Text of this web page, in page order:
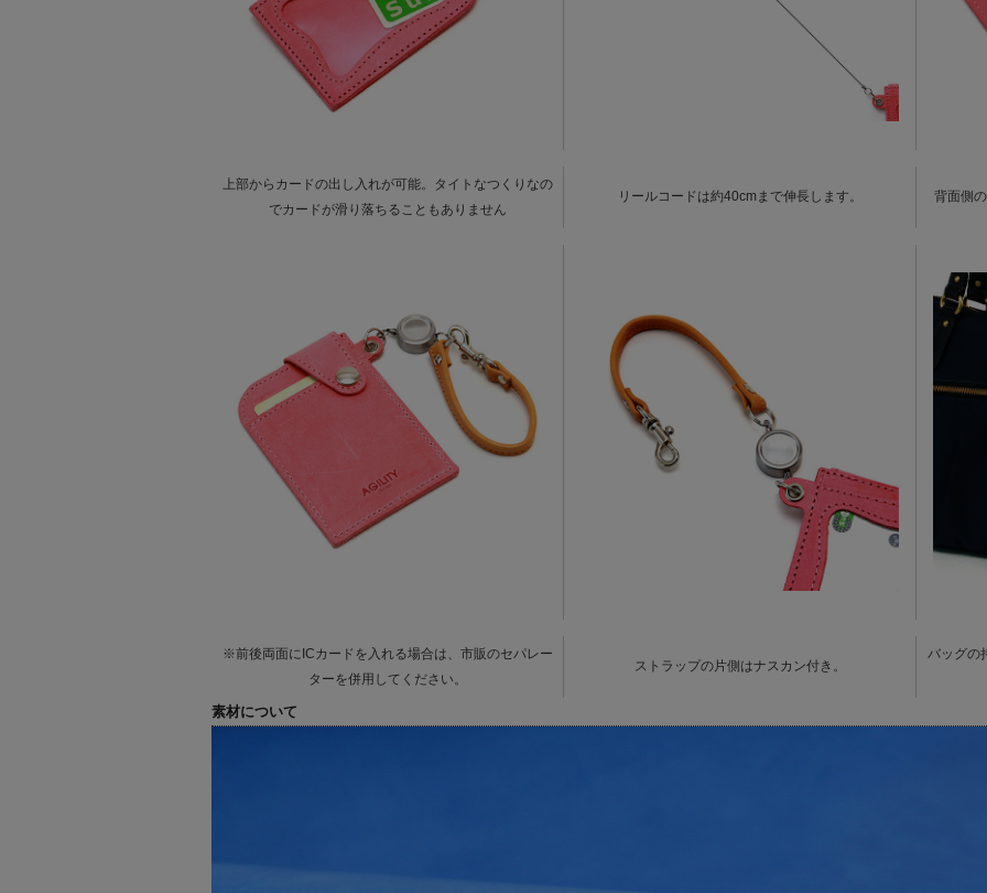
上部からカードの出し入れが可能。タイトなつくりなの
でカードが滑り落ちることもありません
リールコードは約40cmまで伸長します。 背面側
※前後両面にICカードを入れる場合は、市販のセパレー
ターを併用してください。
ストラップの片側はナスカン付き。
バッグの
素材について